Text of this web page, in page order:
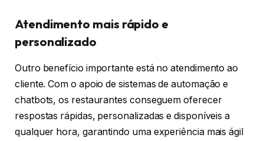
Atendimento mais rápido e
personalizado
Outro benefício importante está no atendimento ao
cliente. Com o apoio de sistemas de automação e
chatbots, os restaurantes conseguem oferecer
respostas rápidas, personalizadas e disponíveis a
qualquer hora, garantindo uma experiência mais ágil